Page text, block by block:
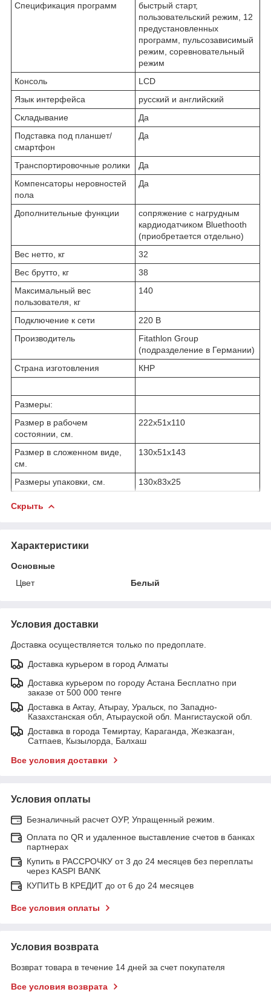
Спецификация программ
быстрый старт,
пользовательский режим, 12
предустановленных
программ, пульсозависимый
режим, соревновательный
режим
Консоль
LCD
Язык интерфейса
русский и английский
Складывание
Да
Подставка под планшет/
смартфон
Да
Транспортировочные ролики
Да
Компенсаторы неровностей
пола
Да
Дополнительные функции
сопряжение с нагрудным
кардиодатчиком Bluethooth
(приобретается отдельно)
Вес нетто, кг
32
Вес брутто, кг
38
Максимальный вес
пользователя, кг
140
Подключение к сети
220 В
Производитель
Fitathlon Group
(подразделение в Германии)
Страна изготовления
КНР
Размеры:
Размер в рабочем
состоянии, см.
222х51x110
Размер в сложенном виде,
см.
130х51x143
Размеры упаковки, см. 130х83x25
Скрыть
Характеристики
Основные
Цвет
Белый
Условия доставки
Доставка осуществляется только по предоплате.
Доставка курьером в город Алматы
Доставка курьером по городу Астана Бесплатно при
заказе от 500 000 тенге
Доставка в Актау, Атырау, Уральск, по Западно-
Казахстанская обл, Атырауской обл. Мангистауской обл.
Доставка в города Темиртау, Караганда, Жезказган,
Сатпаев, Кызылорда, Балхаш
Все условия доставки
Условия оплаты
Безналичный расчет ОУР, Упращенный режим.
Оплата по QR и удаленное выставление счетов в банках
партнерах
Купить в РАССРОЧКУ от 3 до 24 месяцев без переплаты
через KASPI BANK
КУПИТЬ В КРЕДИТ до от 6 до 24 месяцев
Все условия оплаты
Условия возврата
Возврат товара в течение 14 дней за счет покупателя
Все условия возврата